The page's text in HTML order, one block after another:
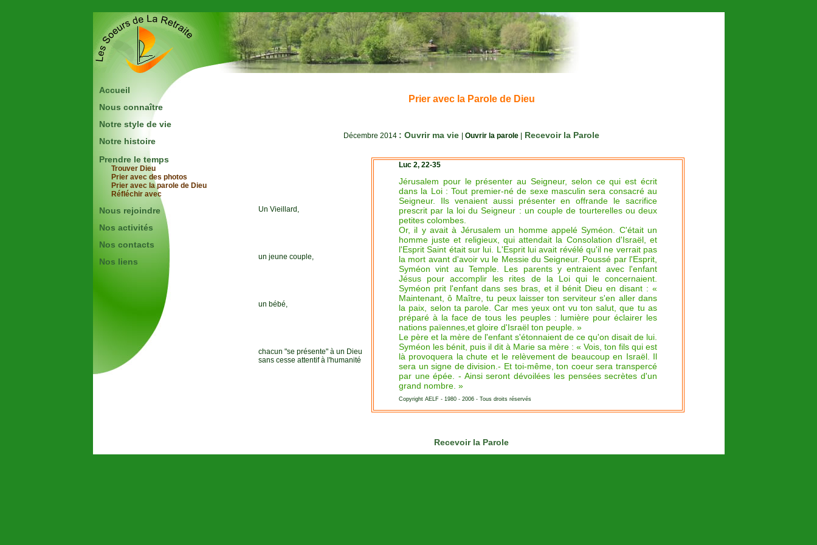
Accueil
Nous connaître
Notre style de vie
Notre histoire
Prendre le temps
Trouver Dieu
Prier avec des photos
Prier avec la parole de Dieu
Réfléchir avec
Nous rejoindre
Nos activités
Nos contacts
Nos liens
Prier avec la Parole de Dieu
Décembre 2014 : Ouvrir ma vie Ouvrir la parole Recevoir la Parole
Un Vieillard,
un jeune couple,
un bébé,
chacun "se présente" à un Dieu
sans cesse attentif à l'humanité
Luc 2, 22-35
Jérusalem pour le présenter au Seigneur,
selon ce qui est écrit
dans la Loi : Tout premier-né de sexe masculin sera consacré au
Seigneur.
Ils venaient aussi présenter en offrande le sacrifice
prescrit par la loi du Seigneur : un couple de tourterelles ou deux
petites colombes.
Or, il y avait à Jérusalem un homme appelé Syméon. C'était un
homme juste et religieux, qui attendait la Consolation d'Israël, et
l'Esprit Saint était sur lui.
L'Esprit lui avait révélé qu'il ne verrait pas
la mort avant d'avoir vu le Messie du Seigneur. Poussé par l'Esprit,
Syméon vint au Temple. Les parents y entraient avec l'enfant
Jésus pour accomplir les rites de la Loi qui le concernaient.
Syméon prit l'enfant dans ses bras, et il bénit Dieu en disant : «
Maintenant, ô Maître, tu peux laisser ton serviteur s'en aller dans
la paix, selon ta parole.Car mes yeux ont vu ton salut, que tu as
préparé à la face de tous les peuples : lumière pour éclairer les
nations païennes,et gloire d'Israël ton peuple. »
Le père et la mère de l'enfant s'étonnaient de ce qu'on disait de lui.
Syméon les bénit, puis il dit à Marie sa mère : « Vois, ton fils qui est
là provoquera la chute et le relèvement de beaucoup en Israël. Il
sera un signe de division.- Et toi-même, ton coeur sera transpercé
par une épée. - Ainsi seront dévoilées les pensées secrètes d'un
grand nombre. »
Copyright AELF - 1980 - 2006 - Tous droits réservés
Recevoir la Parole